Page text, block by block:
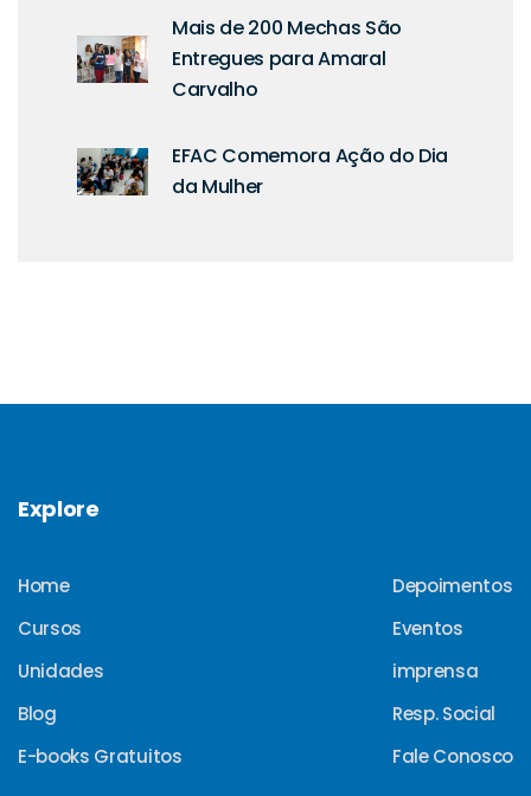
Mais de 200 Mechas São
Entregues para Amaral
Carvalho
EFAC Comemora Ação do Dia
da Mulher
Explore
Home
Cursos
Unidades
Blog
E-books Gratuitos
Depoimentos
Eventos
imprensa
Resp. Social
Fale Conosco